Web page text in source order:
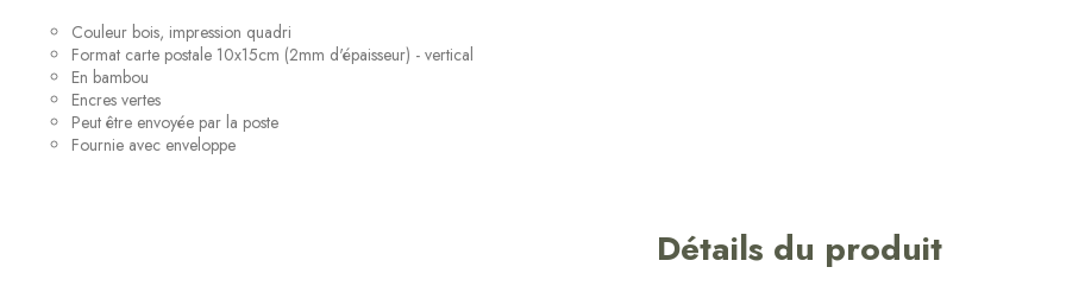
Couleur bois, impression quadri
Format carte postale 10x15cm (2mm d'épaisseur) - vertical
En bambou
Encres vertes
Peut être envoyée par la poste
Fournie avec enveloppe
Détails du produit